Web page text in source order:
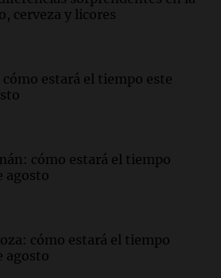
cerveza y licores
estará el tiempo este
cómo estará el tiempo
agosto
cómo estará el tiempo
agosto